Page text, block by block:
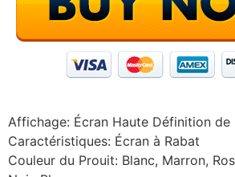
Affichage: Écran Haute Définition de
Caractéristiques: Écran à Rabat
Couleur du Prouit: Blanc, Marron,